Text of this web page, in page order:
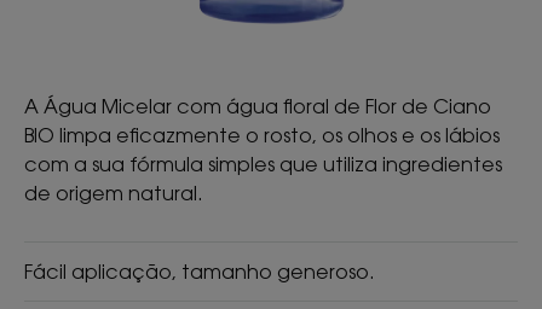
A Água Micelar com água floral de Flor de Ciano
BIO limpa eficazmente o rosto, os olhos e os lábios
com a sua fórmula simples que utiliza ingredientes
de origem natural.
Fácil aplicação, tamanho generoso.